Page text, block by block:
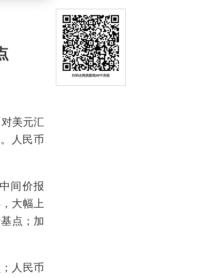
美元汇
人民币
间价报
大幅上
点；加
人民币
扫码去网易新闻APP浏览